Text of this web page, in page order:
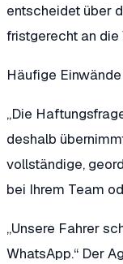
entscheidet über
fristgerecht an die
Häufige
„Die
deshalb
vollständige,
bei Ihrem Team
„Unsere Fahrer
WhatsApp.“ Der